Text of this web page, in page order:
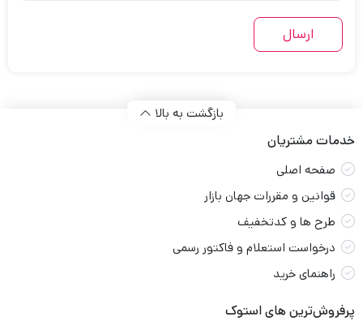
بازگشت به بالا
خدمات مشتریان
صفحه اصلی
قوانین و مقررات جهان بازار
طرح ها و کدتخفیف
درخواست استعلام و فاکتور رسمی
راهنمای خرید
پرفروش‌ترین های استوک